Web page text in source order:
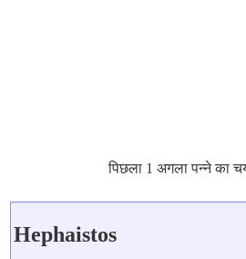
पिछला 1 अगला पन्ने का
Hephaistos